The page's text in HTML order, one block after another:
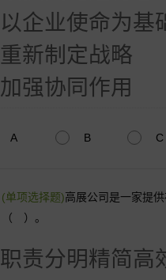
以企业使命为基
重新制定战略
加强协同作用
A B C
(单项选择题)高展公司是一家提
（ ）。
职责分明精简高